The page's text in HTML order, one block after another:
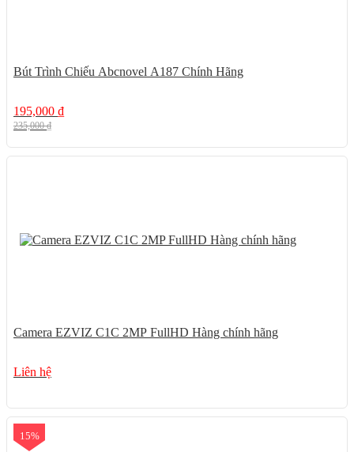
Bút Trình Chiếu Abcnovel A187 Chính Hãng
195,000 ₫
235,000₫
Camera EZVIZ C1C 2MP FullHD Hàng chính hãng
Liên hệ
15%